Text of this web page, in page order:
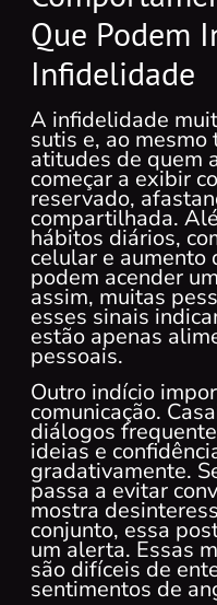
Que Podem
Infidelidade
A infidelidade
sutis e, ao
atitudes de quem
começar a exibir
reservado,
compartilhada.
hábitos diários,
celular e aumento
podem acender
assim, muitas
esses sinais
estão apenas
pessoais.
Outro indício
comunicação.
diálogos
ideias e
gradativamente.
passa a evitar
mostra
conjunto, essa
um alerta. Essas
são difíceis de
sentimentos de